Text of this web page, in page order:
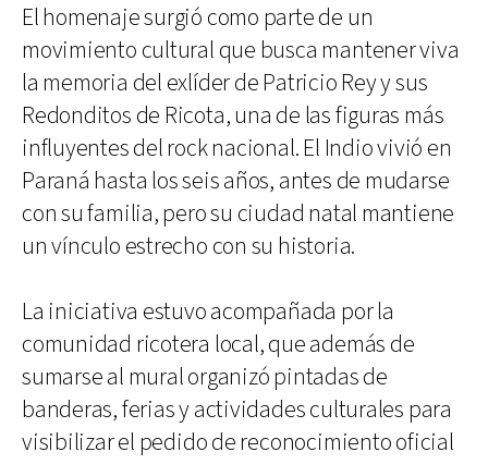
El homenaje surgió como parte de un
movimiento cultural que busca mantener viva
la memoria del exlíder de Patricio Rey y sus
Redonditos de Ricota, una de las figuras más
influyentes del rock nacional. El Indio vivió en
Paraná hasta los seis años, antes de mudarse
con su familia, pero su ciudad natal mantiene
un vínculo estrecho con su historia.
La iniciativa estuvo acompañada por la
comunidad ricotera local, que además de
sumarse al mural organizó pintadas de
banderas, ferias y actividades culturales para
visibilizar el pedido de reconocimiento oficial